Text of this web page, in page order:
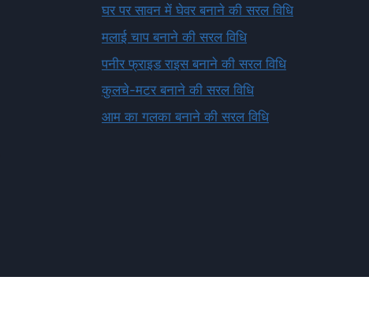
घर पर सावन में घेवर बनाने की सरल विधि
मलाई चाप बनाने की सरल विधि
पनीर फ्राइड राइस बनाने की सरल विधि
कुलचे-मटर बनाने की सरल विधि
आम का गलका बनाने की सरल विधि